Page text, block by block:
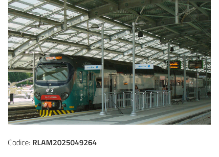
Codice: RLAM2025049264